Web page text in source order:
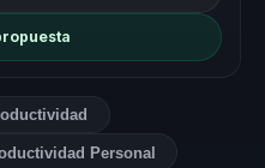
Personal